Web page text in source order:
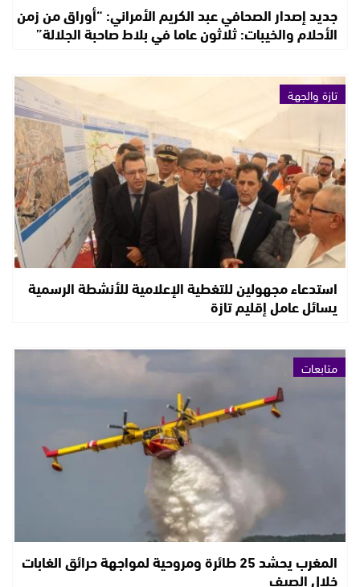
جديد إصدار الصحافي عبد الكريم الأمراني: “أوراق من زمن
الأحلام والخيبات: ثلاثون عاما في بلاط صاحبة الجلالة”
تازة والجهة
استدعاء مجهولين للتغطية الإعلامية للأنشطة الرسمية
يسائل عامل إقليم تازة
متابعات
المغرب يحشد 25 طائرة ومروحية لمواجهة حرائق الغابات
خلال الصيف